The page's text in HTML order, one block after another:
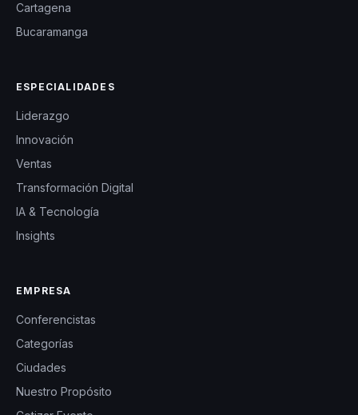
Cartagena
Bucaramanga
ESPECIALIDADES
Liderazgo
Innovación
Ventas
Transformación Digital
IA & Tecnología
Insights
EMPRESA
Conferencistas
Categorías
Ciudades
Nuestro Propósito